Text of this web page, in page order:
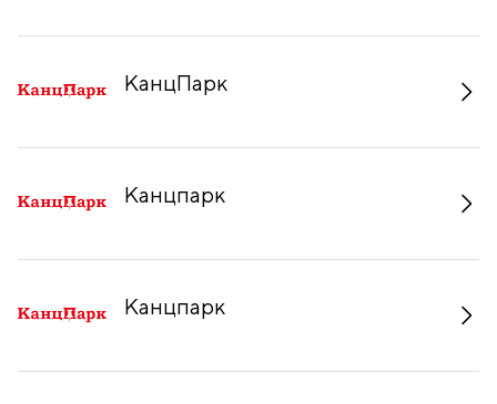
КанцПарк
Канцпарк
Канцпарк